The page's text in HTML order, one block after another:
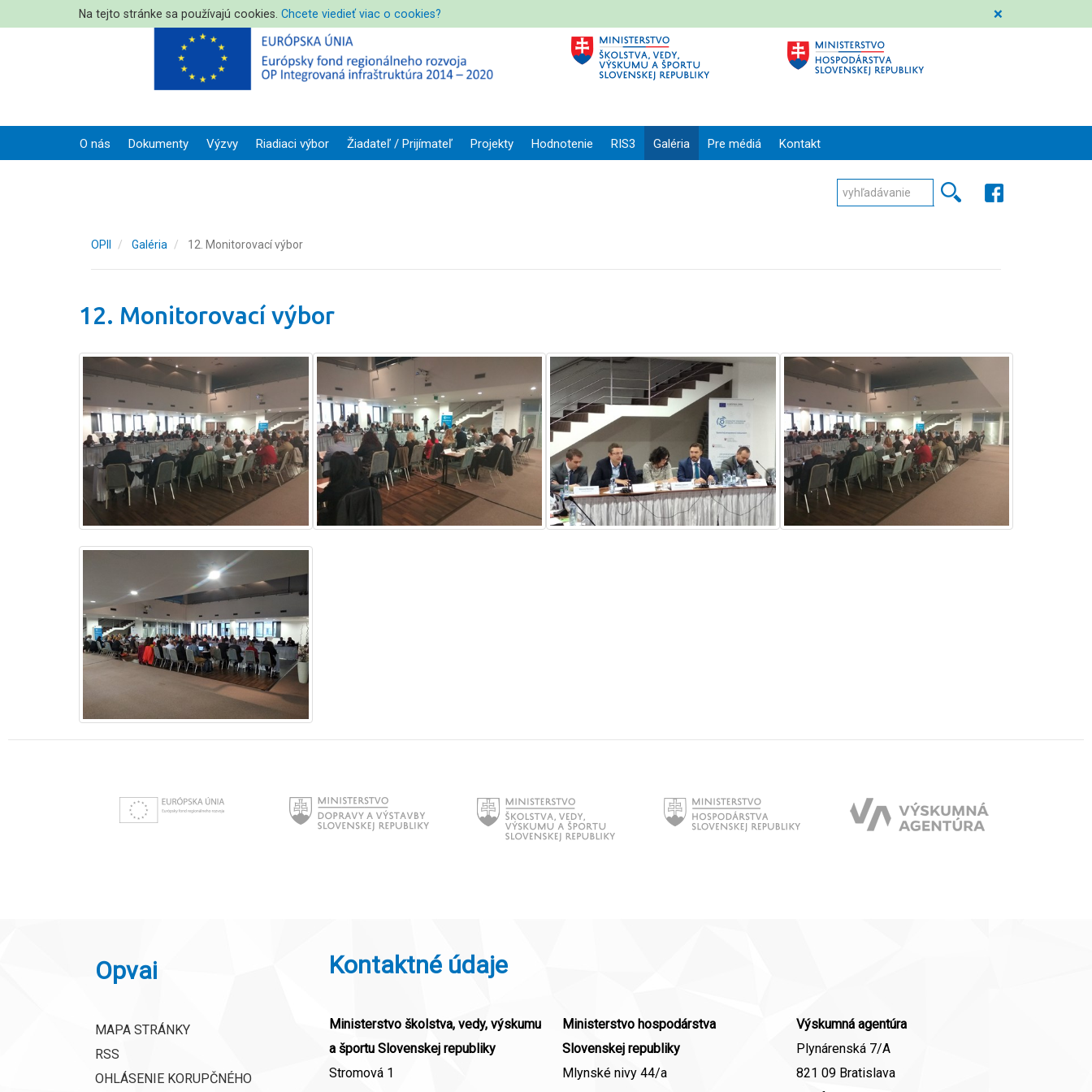
Na tejto stránke sa používajú cookies. Chcete viedieť viac o cookies? ❌
O nás Dokumenty Výzvy Riadiaci výbor Žiadateľ / Prijímateľ Projekty Hodnotenie RIS3 Galéria Pre médiá Kontakt
OPII Galéria 12. Monitorovací výbor
12. Monitorovací výbor
Opvai
MAPA STRÁNKY
RSS
OHLÁSENIE KORUPČNÉHO
Kontaktné údaje
Ministerstvo školstva, vedy, výskumu
a športu Slovenskej republiky
Stromová 1
Ministerstvo hospodárstva
Slovenskej republiky
Mlynské nivy 44/a
Výskumná agentúra
Plynárenská 7/A
821 09 Bratislava